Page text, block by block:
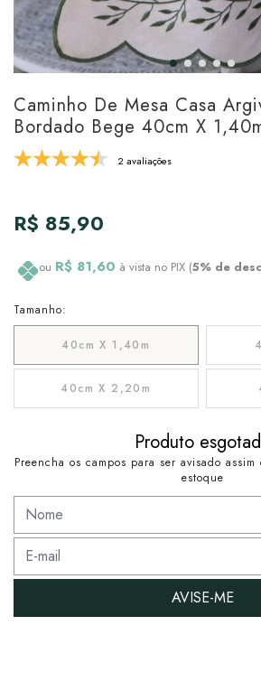
em Marcas
em Tapetes
de Colchão & Travesseiro
& Sobre-Lençol Avulso
& Manta para Cama
Edredom & Duvet
em Cama
Prato & Copa
de Cozinha
em Mesa & Cozinha
em Banho
Caminho De Mesa Casa
Bordado Bege 40cm X
2 avaliações
R$ 85,90
ou R$ 81,60 à vista no PIX (5% de
Tamanho:
40cm X 1,40m
40cm X 2,20m
Produto
Preencha os campos para ser avisado
estoque
AVISE-ME